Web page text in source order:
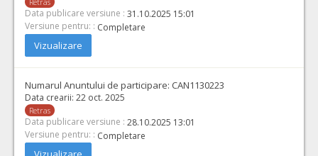
COD CPV: 33111710-1 Accesorii pentru angiografie (Rev.2)
VALOAREA ESTIMATA FARA
TVA:
15.400,00 - 154.000,00 Leu
48. Materiale endovasculare pentru Anevrisme de tip B + Dispozitive de tip Flow Divertor
COD CPV:
33111710-1 Accesorii pentru angiografie (Rev.2)
VALOAREA ESTIMATA FARA
Data publicare versiune : 31.10.2025 15:01
Versiune pentru: : Completare
Vizualizare
Numarul Anuntului de participare: CAN1130223
Data crearii: 22 oct. 2025
Retras
Data publicare versiune : 28.10.2025 13:01
Versiune pentru: : Completare